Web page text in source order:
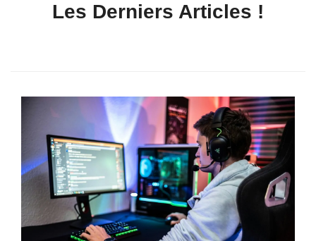
Les Derniers Articles !